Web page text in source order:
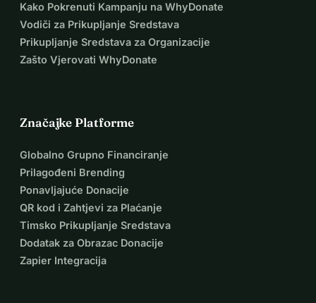
Kako Pokrenuti Kampanju na WhyDonate
Vodiči za Prikupljanje Sredstava
Prikupljanje Sredstava za Organizacije
Zašto Vjerovati WhyDonate
Značajke Platforme
Globalno Grupno Financiranje
Prilagođeni Brending
Ponavljajuće Donacije
QR kod i Zahtjevi za Plaćanje
Timsko Prikupljanje Sredstava
Dodatak za Obrazac Donacije
Zapier Integracija